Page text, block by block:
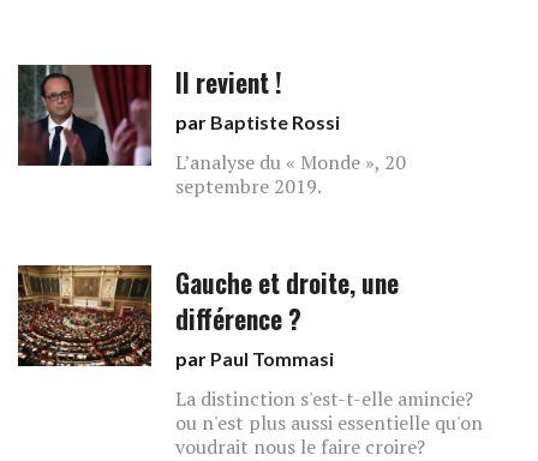
Il revient !
par Baptiste Rossi
L’analyse du « Monde », 20
septembre 2019.
Gauche et droite, une
différence ?
par Paul Tommasi
La distinction s'est-t-elle amincie?
ou n'est plus aussi essentielle qu'on
voudrait nous le faire croire?